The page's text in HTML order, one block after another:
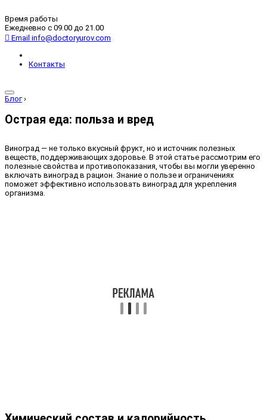
Время работы
Ежедневно с 09.00 до 21.00
Email info@doctoryurov.com
Контакты
Блог ›
Острая еда: польза и вред
Виноград — не только вкусный фрукт, но и источник полезных
веществ, поддерживающих здоровье. В этой статье рассмотрим его
полезные свойства и противопоказания, чтобы вы могли уверенно
включать виноград в рацион. Знание о пользе и ограничениях
поможет эффективно использовать виноград для укрепления
организма.